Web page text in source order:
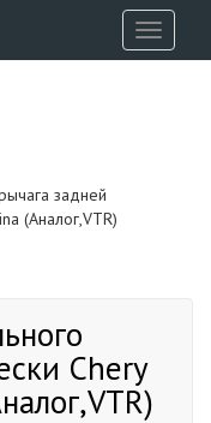
Toggle
Chery